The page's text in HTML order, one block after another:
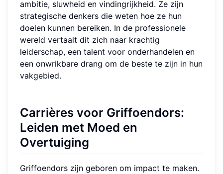
ambitie, sluwheid en vindingrijkheid. Ze zijn
strategische denkers die weten hoe ze hun
doelen kunnen bereiken. In de professionele
wereld vertaalt dit zich naar krachtig
leiderschap, een talent voor onderhandelen en
een onwrikbare drang om de beste te zijn in hun
vakgebied.
Carrières voor Griffoendors:
Leiden met Moed en
Overtuiging
Griffoendors zijn geboren om impact te maken.